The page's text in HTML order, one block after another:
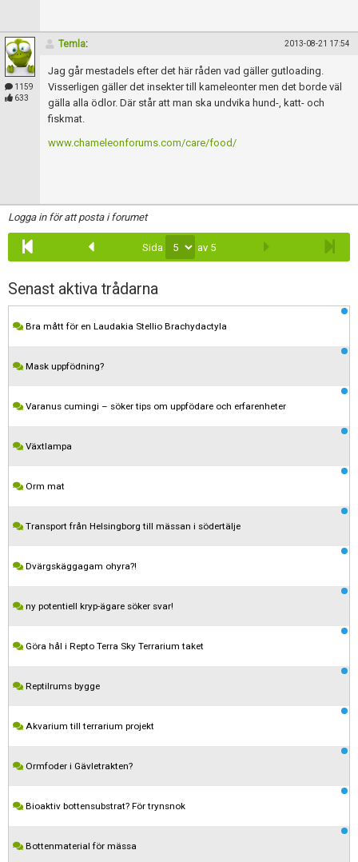
1159
633
Temla: 2013-08-21 17:54
Jag går mestadels efter det här råden vad gäller gutloading.
Visserligen gäller det insekter till kameleonter men det borde väl
gälla alla ödlor. Där står att man ska undvika hund-, katt- och
fiskmat.
www.chameleonforums.com/care/food/
Logga in för att posta i forumet
Sida av 5
Senast aktiva trådarna
Bra mått för en Laudakia Stellio Brachydactyla
Mask uppfödning?
Varanus cumingi – söker tips om uppfödare och erfarenheter
Växtlampa
Orm mat
Transport från Helsingborg till mässan i södertälje
Dvärgskäggagam ohyra?!
ny potentiell kryp-ägare söker svar!
Göra hål i Repto Terra Sky Terrarium taket
Reptilrums bygge
Akvarium till terrarium projekt
Ormfoder i Gävletrakten?
Bioaktiv bottensubstrat? För trynsnok
Bottenmaterial för mässa